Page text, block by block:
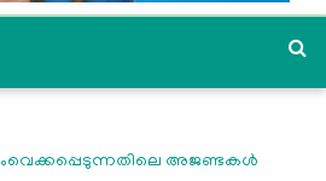
അജണ്ടകള്‍